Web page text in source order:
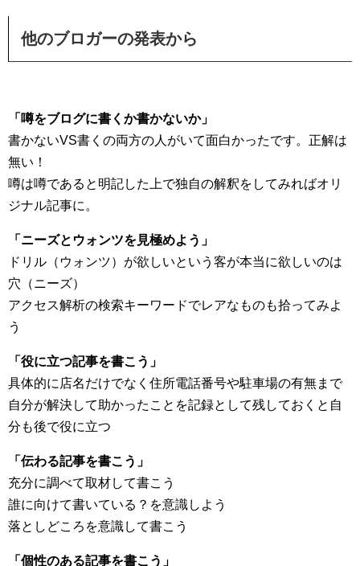
他のブロガーの発表から
「噂をブログに書くか書かないか」
書かないVS書くの両方の人がいて面白かったです。正解は
無い！
噂は噂であると明記した上で独自の解釈をしてみればオリ
ジナル記事に。
「ニーズとウォンツを見極めよう」
ドリル（ウォンツ）が欲しいという客が本当に欲しいのは
穴（ニーズ）
アクセス解析の検索キーワードでレアなものも拾ってみよ
う
「役に立つ記事を書こう」
具体的に店名だけでなく住所電話番号や駐車場の有無まで
自分が解決して助かったことを記録として残しておくと自
分も後で役に立つ
「伝わる記事を書こう」
充分に調べて取材して書こう
誰に向けて書いている？を意識しよう
落としどころを意識して書こう
「個性のある記事を書こう」